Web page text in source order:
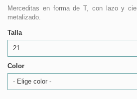
Merceditas en forma de T, con lazo y
metalizado.
Talla
21
Color
- Elige color -